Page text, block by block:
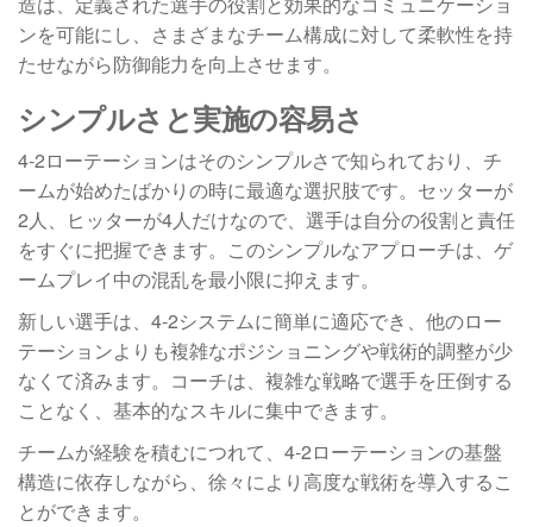
ンを可能にし、さまざまなチーム構成に対して柔軟性を持
たせながら防御能力を向上させます。
シンプルさと実施の容易さ
4-2ローテーションはそのシンプルさで知られており、チ
ームが始めたばかりの時に最適な選択肢です。セッターが
2人、ヒッターが4人だけなので、選手は自分の役割と責任
をすぐに把握できます。このシンプルなアプローチは、ゲ
ームプレイ中の混乱を最小限に抑えます。
新しい選手は、4-2システムに簡単に適応でき、他のロー
テーションよりも複雑なポジショニングや戦術的調整が少
なくて済みます。コーチは、複雑な戦略で選手を圧倒する
ことなく、基本的なスキルに集中できます。
チームが経験を積むにつれて、4-2ローテーションの基盤
構造に依存しながら、徐々により高度な戦術を導入するこ
とができます。